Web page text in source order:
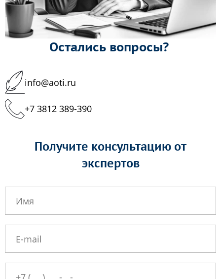
Остались вопросы?
info@aoti.ru
+7 3812 389-390
Получите консультацию от
экспертов